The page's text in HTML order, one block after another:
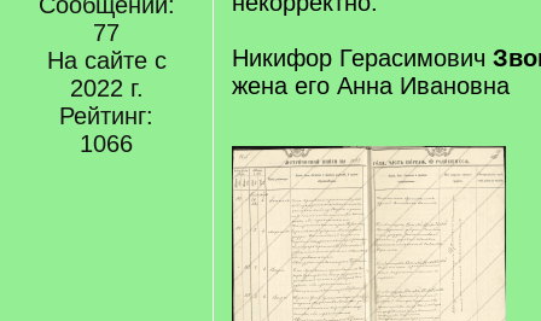
77
На сайте с
2022 г.
Рейтинг:
1066
Никифор Герасимович
жена его Анна Ивановна